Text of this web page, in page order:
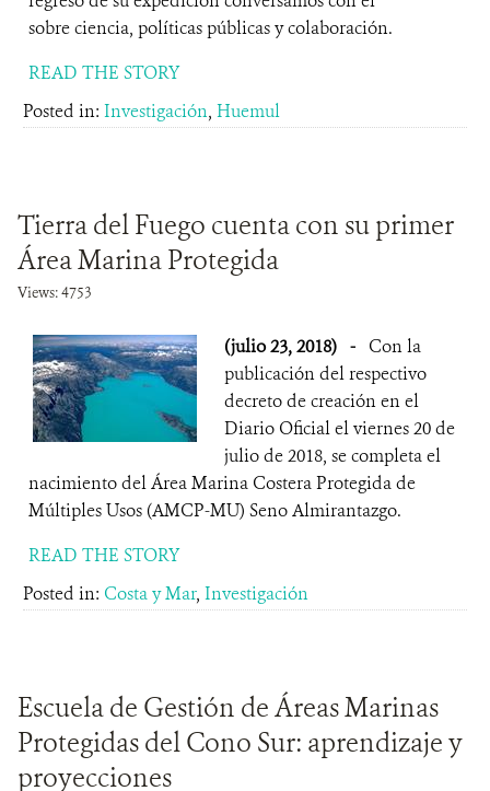
sobre ciencia, políticas públicas y colaboración.
READ THE STORY
Posted in: Investigación, Huemul
Tierra del Fuego cuenta con su primer
Área Marina Protegida
Views: 4753
(julio 23, 2018) - Con la
publicación del respectivo
decreto de creación en el
Diario Oficial el viernes 20 de
julio de 2018, se completa el
nacimiento del Área Marina Costera Protegida de
Múltiples Usos (AMCP-MU) Seno Almirantazgo.
READ THE STORY
Posted in: Costa y Mar, Investigación
Escuela de Gestión de Áreas Marinas
Protegidas del Cono Sur: aprendizaje y
proyecciones